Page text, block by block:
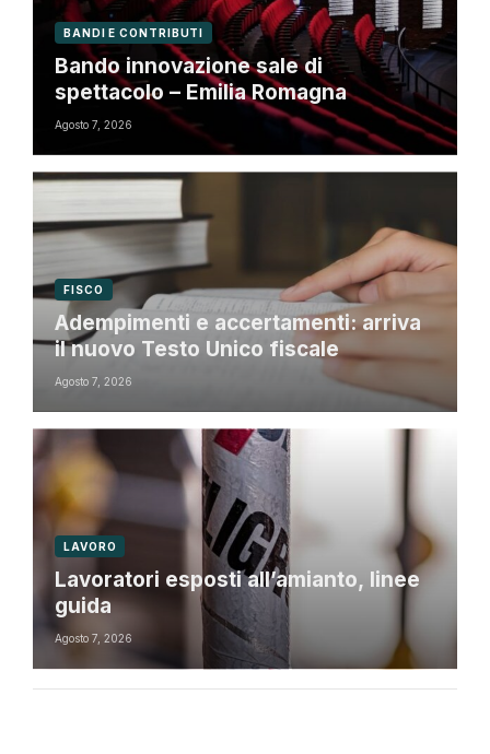
BANDI E CONTRIBUTI
Bando innovazione sale di
spettacolo – Emilia Romagna
Agosto 7, 2026
FISCO
Adempimenti e accertamenti: arriva
il nuovo Testo Unico fiscale
Agosto 7, 2026
LAVORO
Lavoratori esposti all’amianto, linee
guida
Agosto 7, 2026